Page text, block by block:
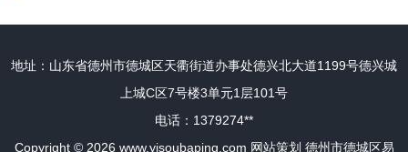
地址：山东省德州市德城区天衢街道办事处德兴北大道1199号德兴城
上城C区7号楼3单元1层101号
电话：1379274**
Copyright © 2026 www.yisoubaping.com 网站策划 德州市德城区易